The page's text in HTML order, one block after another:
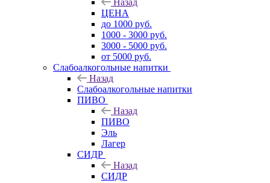
Назад
ЦЕНА
до 1000 руб.
1000 - 3000 руб.
3000 - 5000 руб.
от 5000 руб.
Слабоалкогольные напитки
Назад
Слабоалкогольные напитки
ПИВО
Назад
ПИВО
Эль
Лагер
СИДР
Назад
СИДР